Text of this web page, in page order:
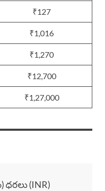
₹127
₹1,016
₹1,270
₹12,700
₹1,27,000
ధరలు (INR)